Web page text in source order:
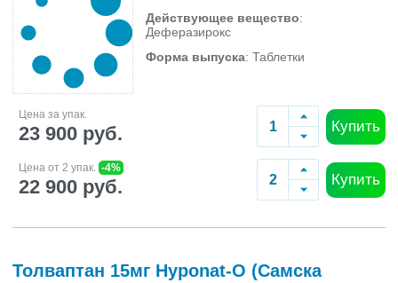
Действующее вещество:
Деферазирокс
Форма выпуска: Таблетки
Цена за упак.
23 900 руб. Купить
Цена от 2 упак. -4%
22 900 руб. Купить
Толваптан 15мг Hyponat-O (Самска